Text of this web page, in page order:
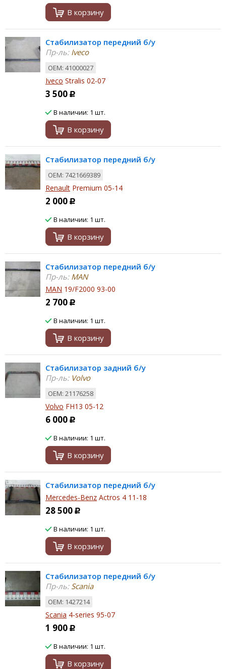
В корзину
Стабилизатор передний б/у
Пр-ль:Iveco
ОЕМ: 41000027
Iveco Stralis 02-07
3 500 Р
В наличии: 1 шт.
В корзину
Стабилизатор передний б/у
ОЕМ: 7421669389
Renault Premium 05-14
2 000 Р
В наличии: 1 шт.
В корзину
Стабилизатор передний б/у
Пр-ль:MAN
MAN 19/F2000 93-00
2 700 Р
В наличии: 1 шт.
В корзину
Стабилизатор задний б/у
Пр-ль:Volvo
ОЕМ: 21176258
Volvo FH13 05-12
6 000 Р
В наличии: 1 шт.
В корзину
Стабилизатор передний б/у
Mercedes-Benz Actros 4 11-18
28 500 Р
В наличии: 1 шт.
В корзину
Стабилизатор передний б/у
Пр-ль:Scania
ОЕМ: 1427214
Scania 4-series 95-07
1 900 Р
В наличии: 1 шт.
В корзину